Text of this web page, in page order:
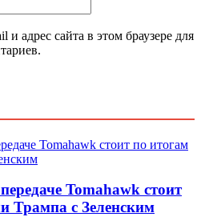
адрес сайта в этом браузере для
Tomahawk стоит
Трампа с Зеленским